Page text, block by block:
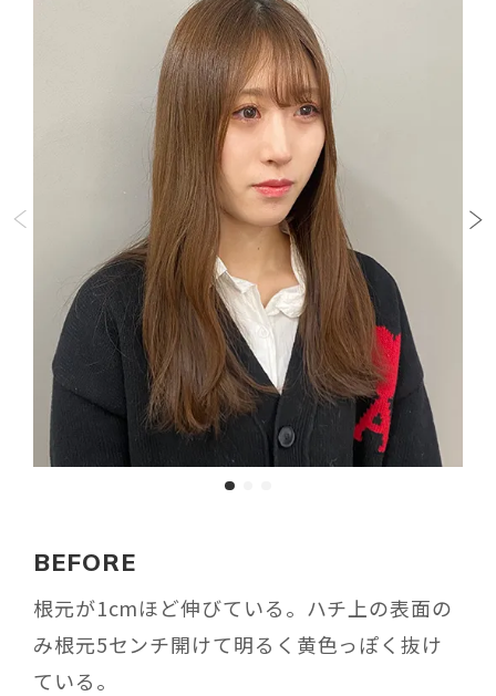
BEFORE
根元が1cmほど伸びている。ハチ上の表面の
み根元5センチ開けて明るく黄色っぽく抜け
ている。